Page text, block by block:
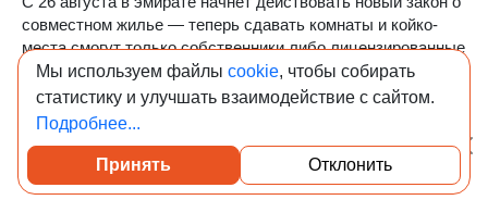
совместном жилье — теперь сдавать комнаты и койко-
места смогут только собственники либо лицензированные
компании, работающие от их имени.
Мировой девелопмент
Посмотреть каталог проверенных квартир
Мы используем файлы cookie, чтобы собирать
статистику и улучшать взаимодействие с сайтом.
Подробнее...
Принять Отклонить